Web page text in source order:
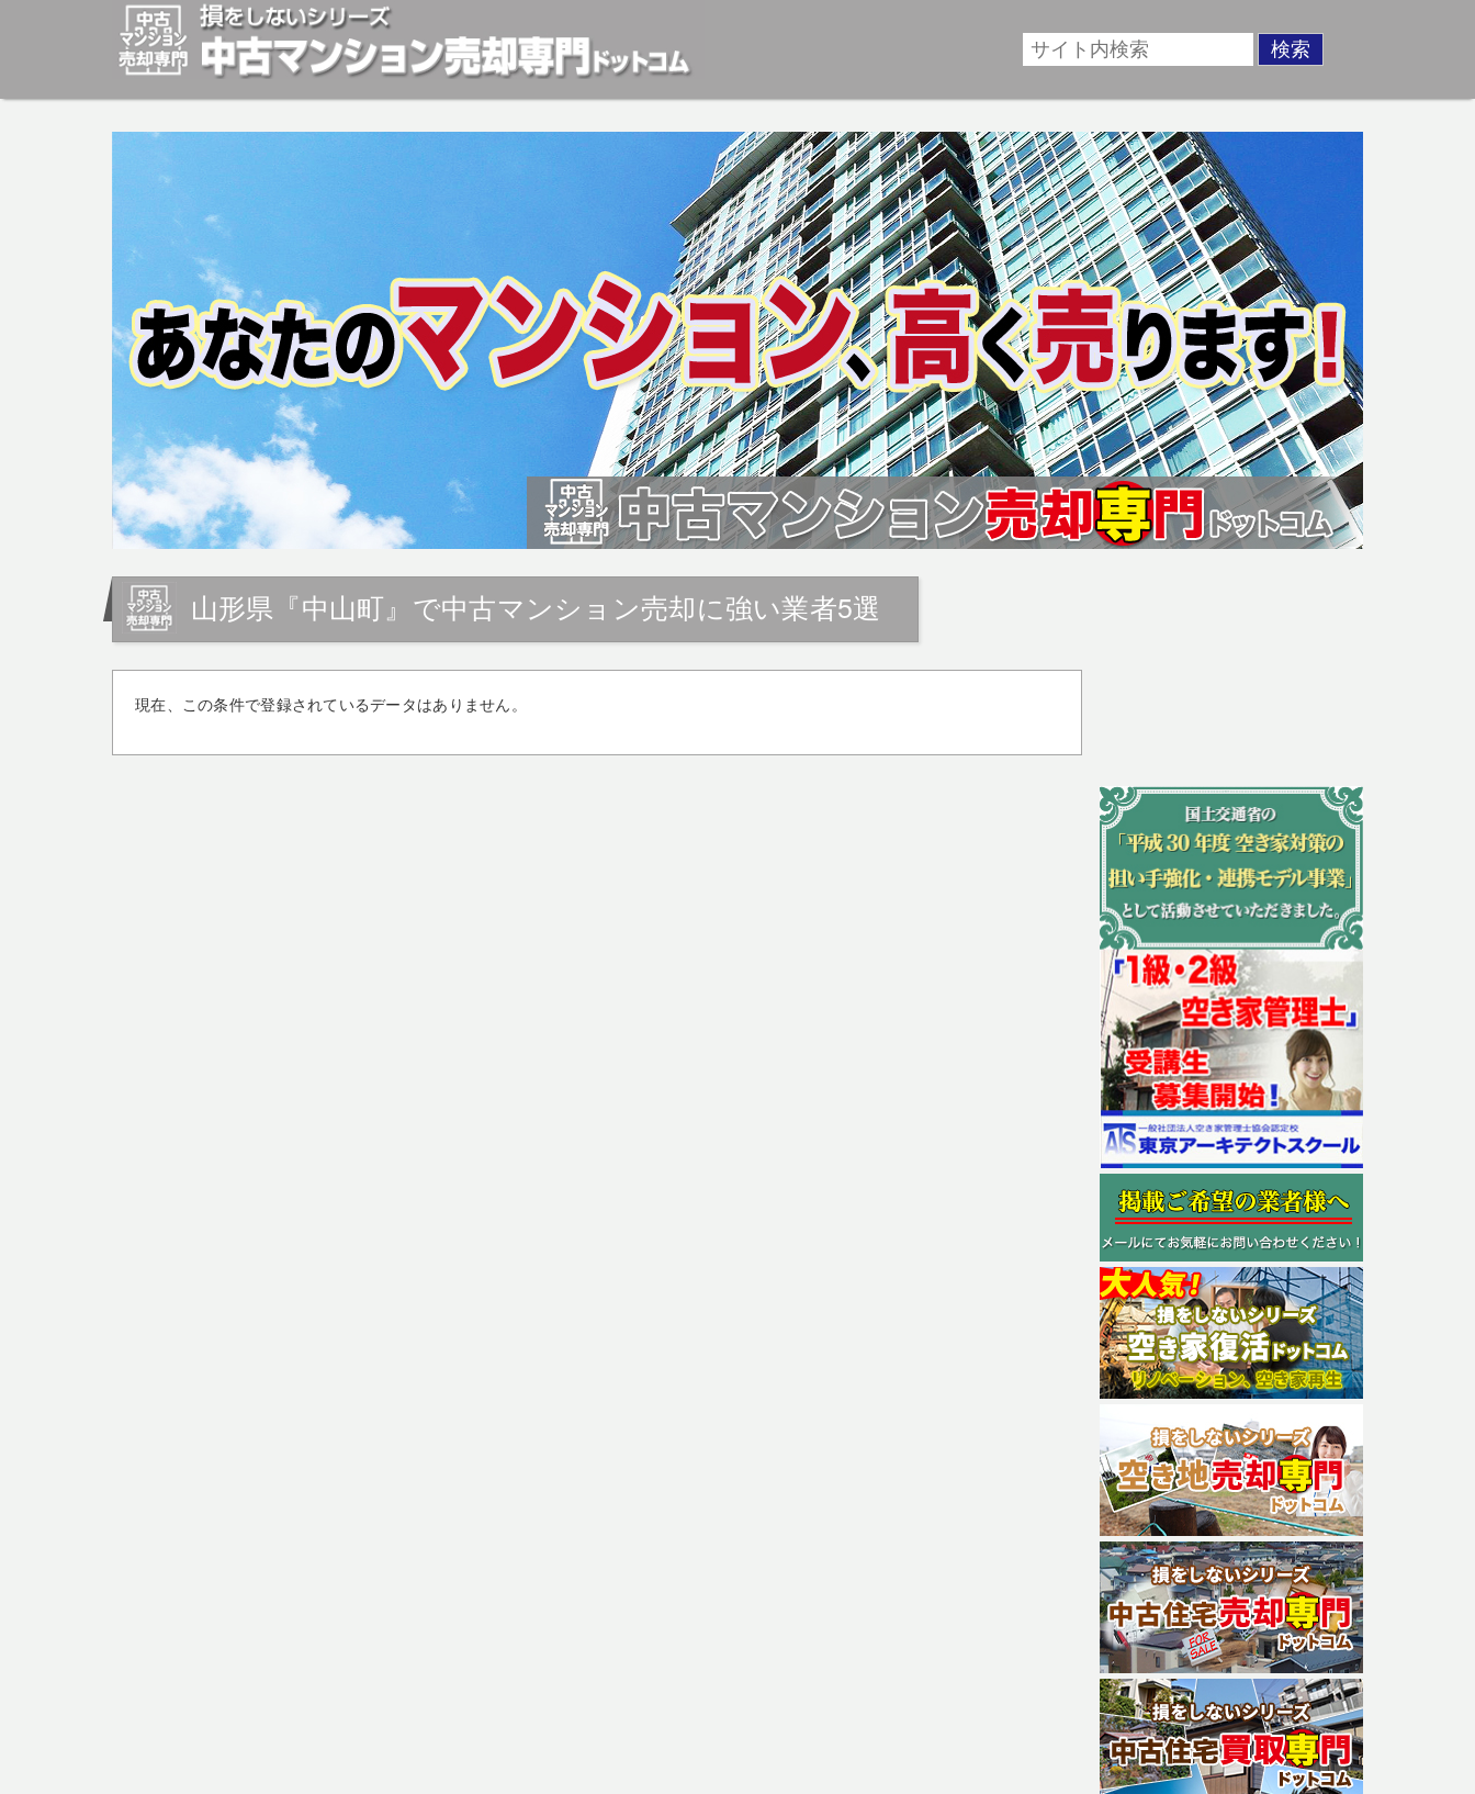
マンションの「売却」は「個人」の方々が、「買取」は不動産や開発等の「業者」が物件を買います。一般的に「売却」は時間はかかるが相場に準じた売却金額、「買取」は短期ではあるが相場より
安めの売却金額と言われています。マンションの売却をご検討中の方はお気軽にご相談ください。マンション、アパート、相続不動産など不動産売却のお悩みを全国の専門家が解決致します！
山形県『中山町』で中古マンション売却に強い業者5選
現在、この条件で登録されているデータはありません。